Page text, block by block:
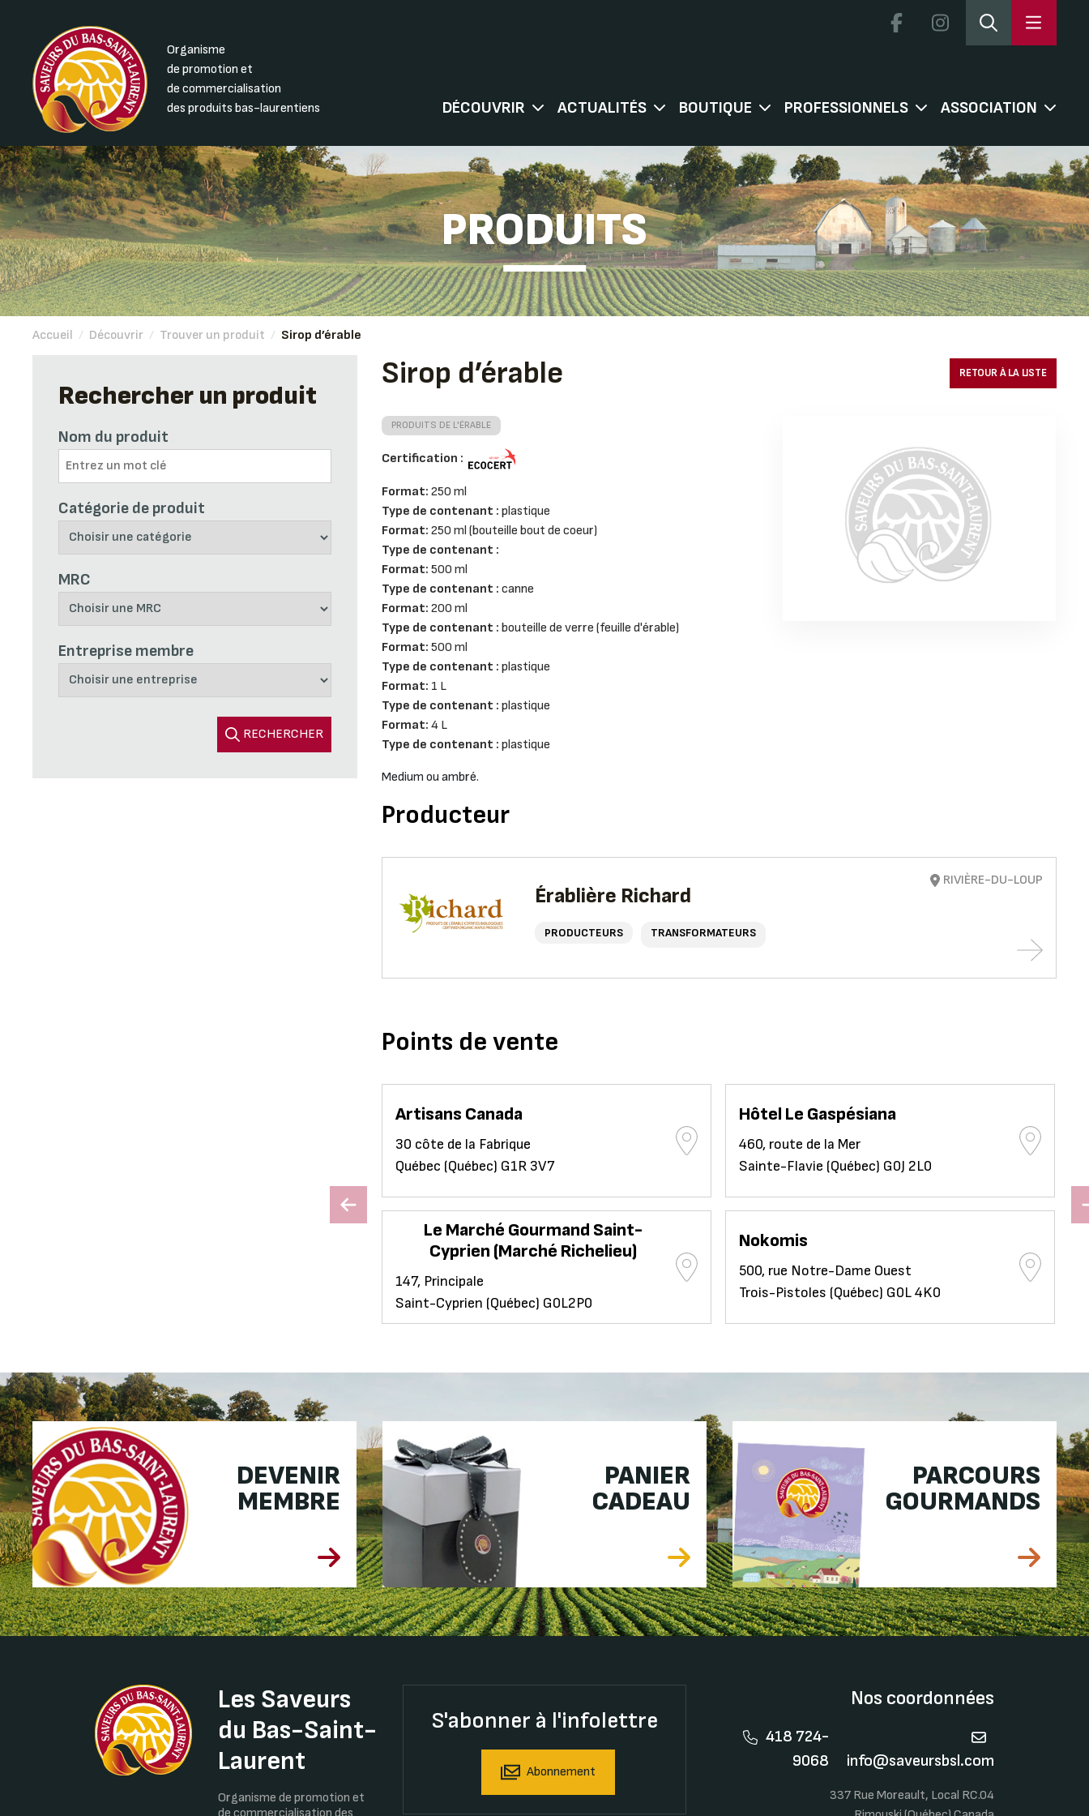
Organisme
de promotion et
de commercialisation
des produits bas-laurentiens
DÉCOUVRIR ACTUALITÉS BOUTIQUE PROFESSIONNELS ASSOCIATION
PRODUITS
Accueil / Découvrir / Trouver un produit / Sirop d’érable
Rechercher un produit
Nom du produit
Catégorie de produit
MRC
Entreprise membre
RECHERCHER
Sirop d’érable RETOUR À LA LISTE
PRODUITS DE L'ÉRABLE
Certification :
Format:250 ml
Type de contenant :plastique
Format:250 ml (bouteille bout de coeur)
Type de contenant :
Format:500 ml
Type de contenant :canne
Format:200 ml
Type de contenant :bouteille de verre (feuille d'érable)
Format:500 ml
Type de contenant :plastique
Format: 1 L
Type de contenant :plastique
Format:4 L
Type de contenant :plastique
Medium ou ambré.
Producteur
Érablière Richard
PRODUCTEURS TRANSFORMATEURS
RIVIÈRE-DU-LOUP
Points de vente
Artisans Canada
30 côte de la Fabrique
Québec (Québec) G1R 3V7
Hôtel Le Gaspésiana
460, route de la Mer
Sainte-Flavie (Québec) G0J 2L0
Le Marché Gourmand Saint-
Cyprien (Marché Richelieu)
147, Principale
Saint-Cyprien (Québec) G0L2P0
Nokomis
500, rue Notre-Dame Ouest
Trois-Pistoles (Québec) G0L 4K0
DEVENIR
MEMBRE
PANIER
CADEAU
PARCOURS
GOURMANDS
Les Saveurs
du Bas-Saint-
Laurent
Organisme de promotion et
S'abonner à l'infolettre
Abonnement
Nos coordonnées
418 724-
9068
info@saveursbsl.com
337 Rue Moreault, Local RC.04